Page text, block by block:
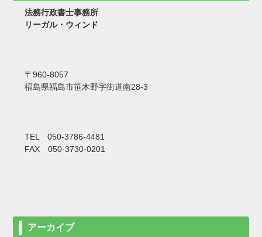
法務行政書士事務所
リーガル・ウィンド
〒960-8057
福島県福島市笹木野字街道南28-3
TEL 050-3786-4481
FAX 050-3730-0201
アーカイブ